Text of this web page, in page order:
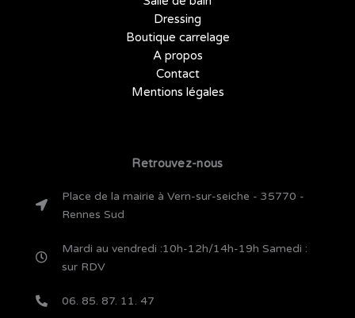
o
n
Dressing
Boutique carrelage
A propos
Contact
Mentions légales
Retrouvez-nous
Place de la mairie à Vern-sur-seiche - 35770 -
Rennes Sud
Mardi au vendredi :10h-12h/14h-19h Samedi :
sur RDV
06. 85. 87. 11. 47